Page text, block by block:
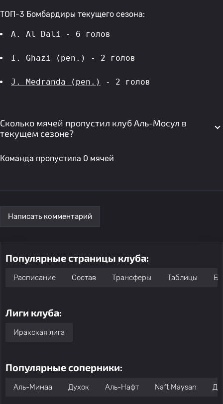
ТОП-3 Бомбардиры текущего сезона:
A. Al Dali - 6 голов
I. Ghazi (pen.) - 2 голов
J. Medranda (pen.) - 2 голов
Сколько мячей пропустил клуб Аль-Мосул в
текущем сезоне?
Команда пропустила 0 мячей
Написать комментарий
Популярные страницы клуба:
Расписание Состав Трансферы Таблицы
Лиги клуба:
Иракская лига
Популярные соперники:
Аль-Минаа Духок Аль-Нафт Naft Maysan